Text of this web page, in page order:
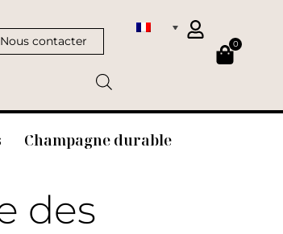
Nous contacter 0
Champagne durable
des